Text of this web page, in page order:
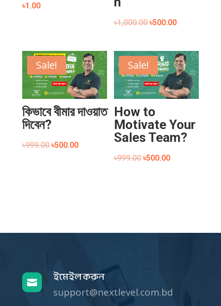
৳1.00
৳1,000.00 ৳500.00
Sale!
কিভাবে বীমার দাওয়াত
দিবেন?
৳999.00 ৳500.00
Sale!
How to
Motivate Your
Sales Team?
৳999.00 ৳500.00
 ইমেইল করুন
support@nextlevel.com.bd